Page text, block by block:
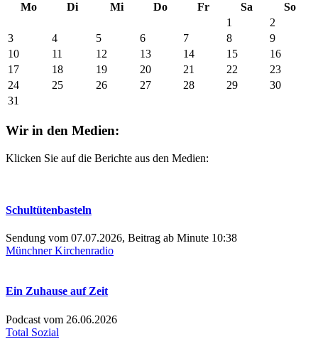
Mo
Di Mi Do Fr Sa
So
1
2
3
4 5 6 7 8
9
10
11 12 13 14 15
16
17
18 19 20 21 22
23
24
25 26 27 28 29
30
31
Wir in den Medien:
Klicken Sie auf die Berichte aus den Medien:
Schultütenbasteln
Sendung vom 07.07.2026, Beitrag ab Minute 10:38
Münchner Kirchenradio
Ein Zuhause auf Zeit
Podcast vom 26.06.2026
Total Sozial